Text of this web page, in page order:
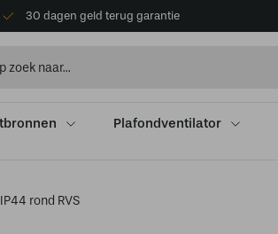
30 dagen geld terug garantie
Plafondventilator
rond RVS